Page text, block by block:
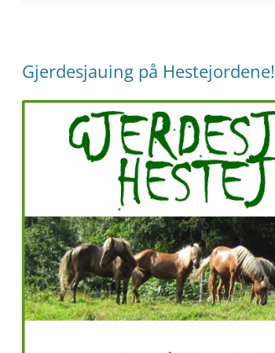
Gjerdesjauing på Hestejordene!